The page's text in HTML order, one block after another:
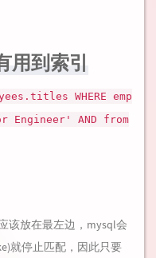
用到索引
WHERE emp
Engineer' AND from
该放在最左边，mysql会
就停止匹配，因此只要